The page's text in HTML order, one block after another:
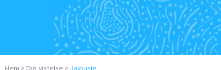
Hem Din vistelse Jalousie